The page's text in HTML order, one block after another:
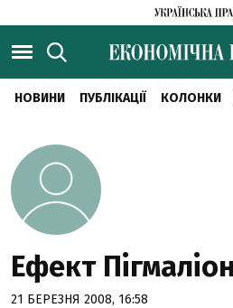
НОВИНИ ПУБЛІКАЦІЇ КОЛОНКИ
Ефект
21 БЕРЕЗНЯ 2008, 16:58